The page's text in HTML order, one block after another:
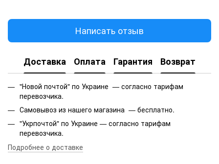
Написать отзыв
Доставка Оплата Гарантия Возврат
"Новой почтой" по Украине — согласно тарифам
перевозчика.
Самовывоз из нашего магазина — бесплатно.
"Укрпочтой" по Украине — согласно тарифам
перевозчика.
Подробнее о доставке